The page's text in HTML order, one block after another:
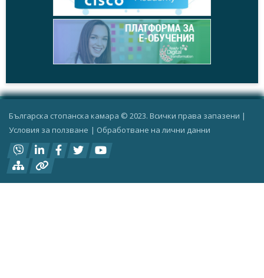
На фокус, 12.01.2016
Бюджет, данъци и такси
На фокус, 11.11.2015
+
Българска стопанска камара © 2023. Всички права запазени |
Условия за ползване | Oбработване на лични данни